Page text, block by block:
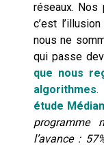
réseaux. Nos
c’est
nous ne
qui passe
que nous
algorithmes.
étude
programme
l’avance :